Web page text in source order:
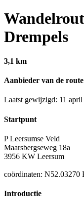
Drempels
3,1 km
Aanbieder van de
Laatst gewijzigd: 11
Startpunt
P Leersumse Veld
Maarsbergseweg 18a
3956 KW Leersum
coördinaten: N52.03270
Introductie